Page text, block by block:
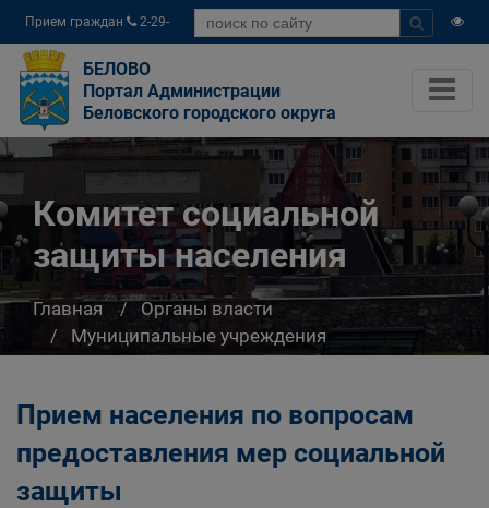
Прием граждан
2-29-
04
БЕЛОВО
Портал Администрации
Беловского городского округа
Комитет социальной
защиты населения
Главная
Органы власти
Муниципальные учреждения
Комитет социальной защиты населения
Прием населения по вопросам
предоставления мер социальной
защиты